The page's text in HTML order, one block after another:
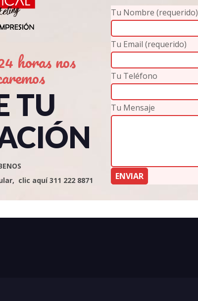
horas nos
TU
clic aquí 311 222 8871
Tu Nombre (requerido)
Tu Email (requerido)
Tu Teléfono
Tu Mensaje